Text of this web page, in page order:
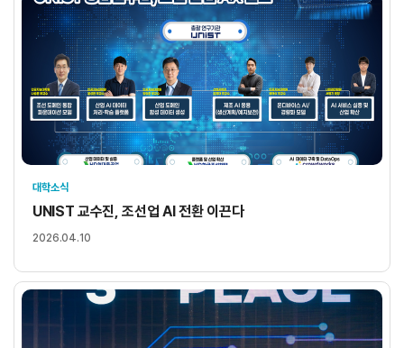
대학소식
UNIST 교수진, 조선업 AI 전환 이끈다
2026.04.10